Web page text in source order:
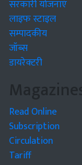
सरकारी योजनाएं
लाइफ स्टाइल
सम्पादकीय
जॉब्स
डायरेक्टरी
Magazines
Read Online
Subscription
Circulation
Tariff